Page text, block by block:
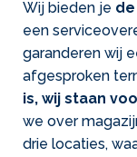
Wij bieden je de
een
garanderen wij
afgesproken
is, wij staan
we over
drie locaties,